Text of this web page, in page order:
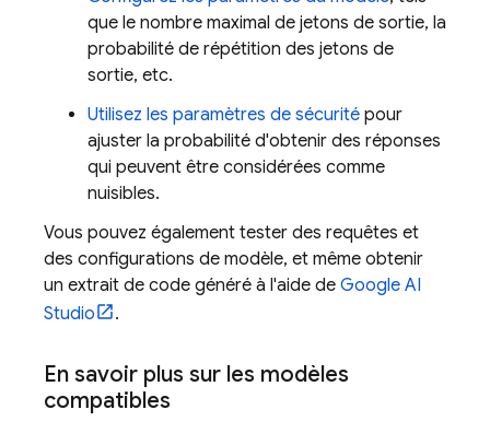
que le nombre maximal de jetons de sortie, la
probabilité de répétition des jetons de
sortie, etc.
Utilisez les paramètres de sécurité pour
ajuster la probabilité d'obtenir des réponses
qui peuvent être considérées comme
nuisibles.
Vous pouvez également tester des requêtes et
des configurations de modèle, et même obtenir
un extrait de code généré à l'aide de Google AI
Studio
.
En savoir plus sur les modèles
compatibles